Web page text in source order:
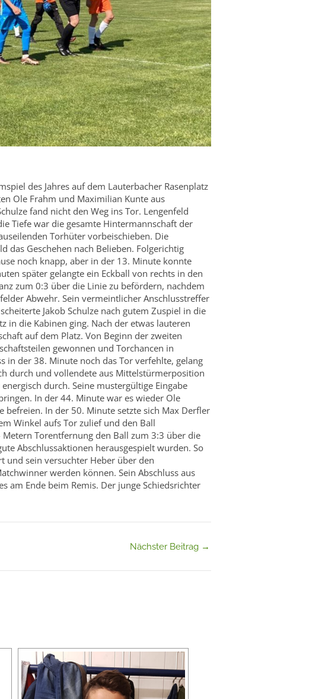
des Jahres auf dem Lauterbacher Rasenplatz
Ole Frahm und Maximilian Kunte aus
fand nicht den Weg ins Tor. Lengenfeld
Tiefe war die gesamte Hintermannschaft der
Torhüter vorbeischieben. Die
Geschehen nach Belieben. Folgerichtig
noch knapp, aber in der 13. Minute konnte
später gelangte ein Eckball von rechts in den
zum 0:3 über die Linie zu befördern, nachdem
Abwehr. Sein vermeintlicher Anschlusstreffer
Jakob Schulze nach gutem Zuspiel in die
in die Kabinen ging. Nach der etwas lauteren
auf dem Platz. Von Beginn der zweiten
gewonnen und Torchancen in
in der 38. Minute noch das Tor verfehlte, gelang
durch und vollendete aus Mittelstürmerposition
durch. Seine mustergültige Eingabe
In der 44. Minute war es wieder Ole
befreien. In der 50. Minute setzte sich Max Derfler
Winkel aufs Tor zulief und den Ball
Torentfernung den Ball zum 3:3 über die
Abschlussaktionen herausgespielt wurden. So
und sein versuchter Heber über den
werden können. Sein Abschluss aus
am Ende beim Remis. Der junge Schiedsrichter
Nächster Beitrag →